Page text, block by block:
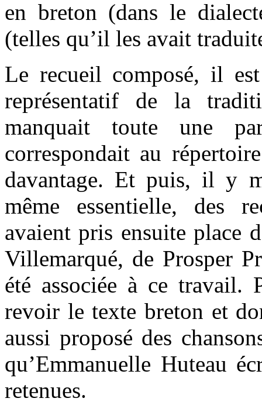
en breton (dans le
(telles qu’il les avait
Le recueil composé, il
représentatif de la
manquait toute une
correspondait au
davantage. Et puis, il y
même essentielle, des
avaient pris ensuite place
Villemarqué, de Prosper
été associée à ce travail.
revoir le texte breton et
aussi proposé des
qu’Emmanuelle Huteau
retenues.